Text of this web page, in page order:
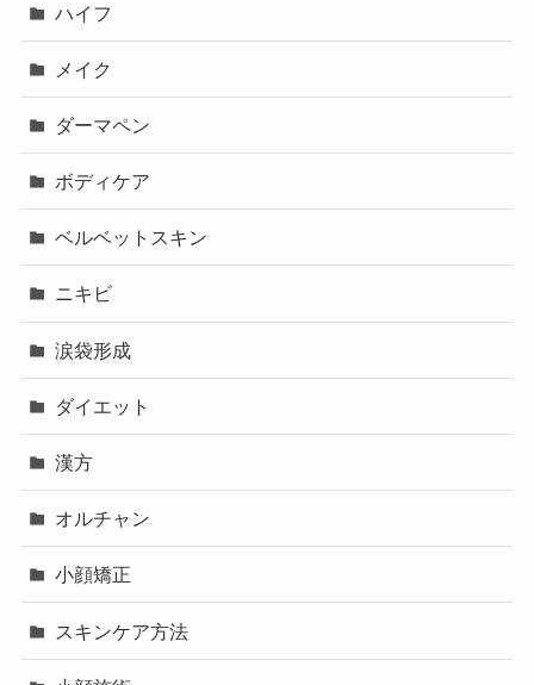
ハイフ
メイク
ダーマペン
ボディケア
ベルベットスキン
ニキビ
涙袋形成
ダイエット
漢方
オルチャン
小顔矯正
スキンケア方法